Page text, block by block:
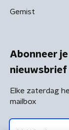
Gemist
Abonneer
nieuwsbrief
Elke zaterdag
mailbox